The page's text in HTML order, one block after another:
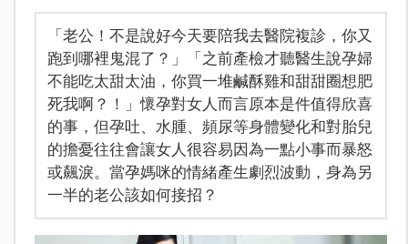
「老公！不是說好今天要陪我去醫院複診，你又
跑到哪裡鬼混了？」「之前產檢才聽醫生說孕婦
不能吃太甜太油，你買一堆鹹酥雞和甜甜圈想肥
死我啊？！」懷孕對女人而言原本是件值得欣喜
的事，但孕吐、水腫、頻尿等身體變化和對胎兒
的擔憂往往會讓女人很容易因為一點小事而暴怒
或飆淚。當孕媽咪的情緒產生劇烈波動，身為另
一半的老公該如何接招？